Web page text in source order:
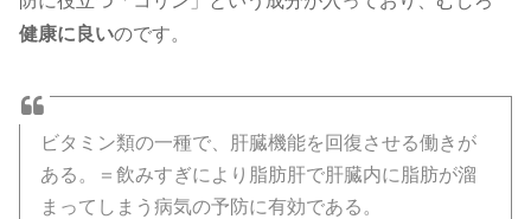
健康に良いのです。
ビタミン類の一種で、肝臓機能を回復させる働きが
ある。
＝飲みすぎにより脂肪肝で肝臓内に脂肪が溜
まってしまう病気の予防に有効である。